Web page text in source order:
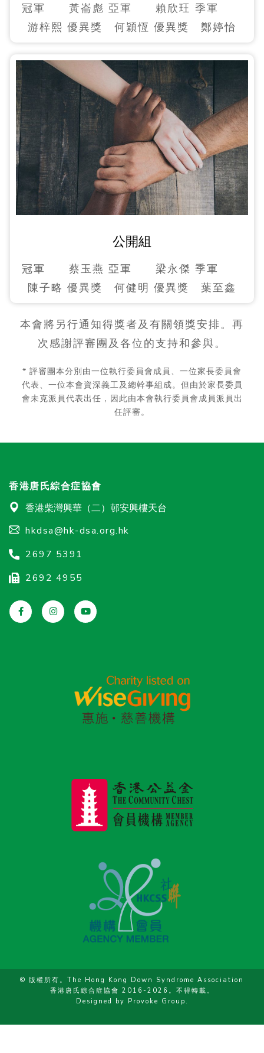
冠軍 黃崙彪 亞軍 賴欣玨 季軍
游梓熙 優異獎 何穎恆 優異獎 鄭婷怡
公開組
冠軍 蔡玉燕 亞軍 梁永傑 季軍
陳子略 優異獎 何健明 優異獎 葉至鑫
本會將另行通知得獎者及有關領獎安排。再
次感謝評審團及各位的支持和參與。
* 評審團本分別由一位執行委員會成員、一位家長委員會
代表、一位本會資深義工及總幹事組成。但由於家長委員
會未克派員代表出任，因此由本會執行委員會成員派員出
任評審。
香港唐氏綜合症協會
香港柴灣興華（二）邨安興樓天台
hkdsa@hk-dsa.org.hk
2697 5391
2692 4955
© 版權所有。The Hong Kong Down Syndrome Association
香港唐氏綜合症協會 2016-2026。不得轉載。
Designed by Provoke Group .